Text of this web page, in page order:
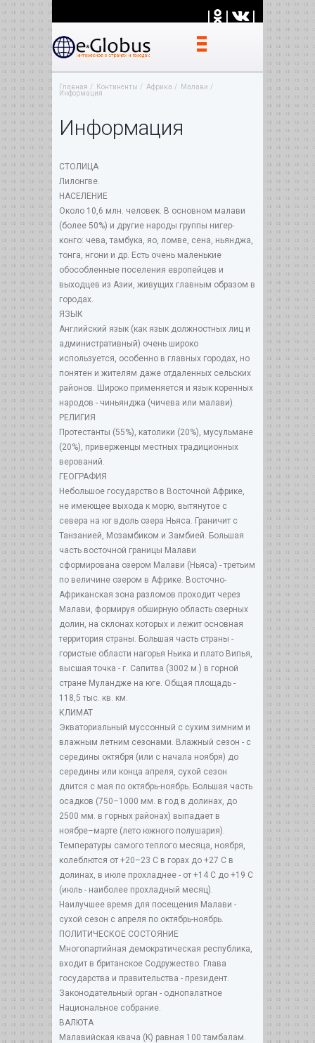
| | |
Главная Континенты Африка
Малави
Информация
Информация
СТОЛИЦА
Лилонгве.
НАСЕЛЕНИЕ
Около 10,6 млн. человек. В основном малави
(более 50%) и другие народы группы нигер-
конго: чева, тамбука, яo, ломве, сена, ньянджа,
тонга, нгони и др. Есть очень маленькие
обособленные поселения европейцев и
выходцев из Азии, живущих главным образом в
городах.
ЯЗЫК
Английский язык (как язык должностных лиц и
административный) очень широко
используется, особенно в главных городах, но
понятен и жителям даже отдаленных сельских
районов. Широко применяется и язык коренных
народов - чиньянджа (чичева или малави).
РЕЛИГИЯ
Протестанты (55%), католики (20%), мусульмане
(20%), приверженцы местных традиционных
верований.
ГЕОГРАФИЯ
Небольшое государство в Восточной Африке,
не имеющее выхода к морю, вытянутое с
севера на юг вдоль озера Ньяса. Граничит с
Танзанией, Мозамбиком и Замбией. Большая
часть восточной границы Малави
сформирована озером Малави (Ньяса) - третьим
по величине озером в Африке. Восточно-
Африканская зона разломов проходит через
Малави, формируя обширную область озерных
долин, на склонах которых и лежит основная
территория страны. Большая часть страны -
гористые области нагорья Ньика и плато Випья,
высшая точка - г. Сапитва (3002 м.) в горной
стране Муландже на юге. Общая площадь -
118,5 тыс. кв. км.
КЛИМАТ
Экваториальный муссонный с сухим зимним и
влажным летним сезонами. Влажный сезон - с
середины октября (или с начала ноября) до
середины или конца апреля, сухой сезон
длится с мая по октябрь-ноябрь. Большая часть
осадков (750–1000 мм. в год в долинах, до
2500 мм. в горных районах) выпадает в
ноябре–марте (лето южного полушария).
Температуры самого теплого месяца, ноября,
колеблются от +20–23 C в горах до +27 C в
долинах, в июле прохладнее - от +14 С до +19 C
(июль - наиболее прохладный месяц).
Наилучшее время для посещения Малави -
сухой сезон с апреля по октябрь-ноябрь.
ПОЛИТИЧЕСКОЕ СОСТОЯНИЕ
Многопартийная демократическая республика,
входит в британское Содружество. Глава
государства и правительства - президент.
Законодательный орган - однопалатное
Национальное собрание.
ВАЛЮТА
Малавийская квача (K) равная 100 тамбалам.